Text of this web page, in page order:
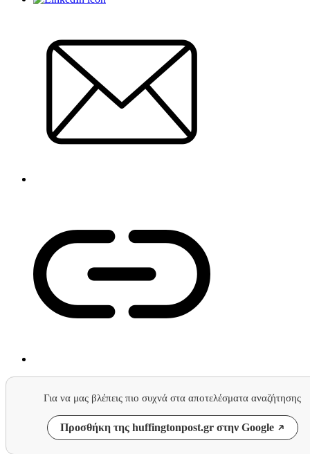
Για να μας βλέπεις πιο συχνά στα αποτελέσματα αναζήτησης
Προσθήκη της huffingtonpost.gr στην Google